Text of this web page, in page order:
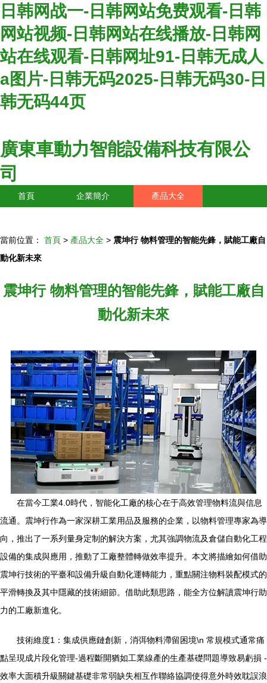
日韩网战一-日韩网站免费观看-日韩
网站视频-日韩网站在线播放-日韩网
站在线观看-日韩网址91-日韩无成人
a图片-日韩无码2025-日韩无码30-日
韩无码44页
廣東車動力智能設備科技有限公
司
首頁 企業簡介 產品大全
當前位置： 首頁 > 產品大全 > 震坤行 物料管理的智能先鋒，賦能工廠自
動化新未來
震坤行 物料管理的智能先鋒，賦能工廠自
動化新未來
在當今工業4.0時代，智能化工廠的核心在于高效管理物料流與信息
流通。震坤行作為一家深耕工業用品及服務的企業，以物料管理專家為導
向，推出了一系列量身定制的解決方案，尤其強調物流及倉儲自動化工程
設備的集成與應用，推動了工廠整體轉做效率提升。本文將描繪如何借助
震坤行技術的平臺和設備升級自動化運轉能力，重點關注物料裝配模式的
平滑轉換及其中隱藏的技術細節。借助此類思路，能全方位解讀震坤行助
力的工廠新進化。
技術維度1：集成供應鏈創新，消弭物料滯留困境\n 常規模式通常痛
點呈現成片段化管理-過程斷開猶如工業線產的生產基礎問題導致易虧損 -
效率大面積升級關鍵基礎非常弱缺失相互作聯絡協調使得意外時效耽誤浪